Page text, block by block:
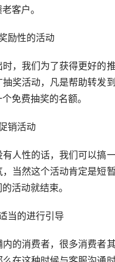
客户。
性的活动
我们为了获得更好的
奖活动，凡是帮助转发
免费抽奖的名额。
销活动
性的话，我们可以搞
当然这个活动肯定是短
活动就结束。
的进行引导
消费者，很多消费者